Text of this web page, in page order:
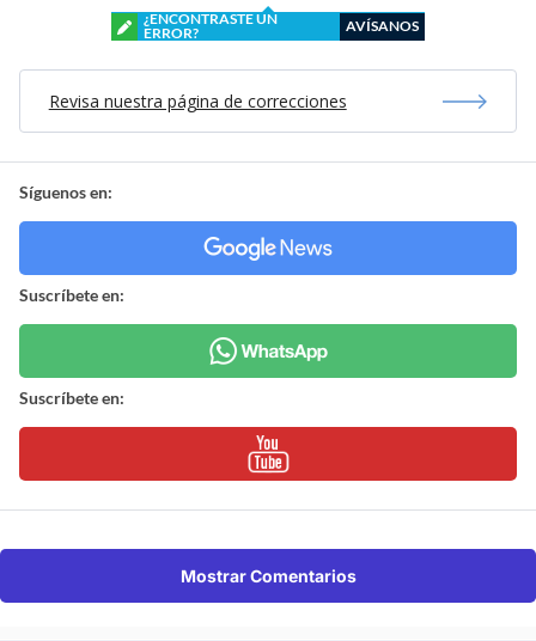
¿ENCONTRASTE UN
ERROR?
AVÍSANOS
Revisa nuestra página de correcciones
Síguenos en:
Suscríbete en:
Suscríbete en:
Mostrar Comentarios